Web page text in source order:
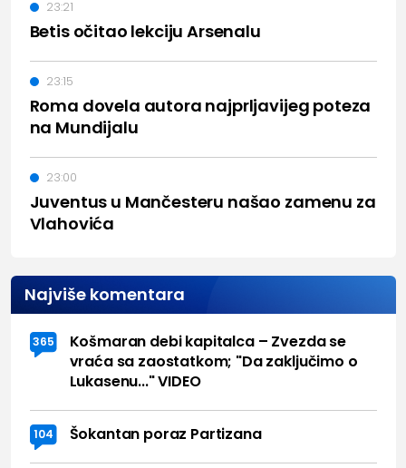
Betis očitao lekciju Arsenalu
23:21
Roma dovela autora najprljavijeg poteza
na Mundijalu
23:15
Juventus u Mančesteru našao zamenu za
Vlahovića
23:00
Najviše komentara
365
Košmaran debi kapitalca – Zvezda se
vraća sa zaostatkom; "Da zaključimo o
Lukasenu..." VIDEO
104 Šokantan poraz Partizana